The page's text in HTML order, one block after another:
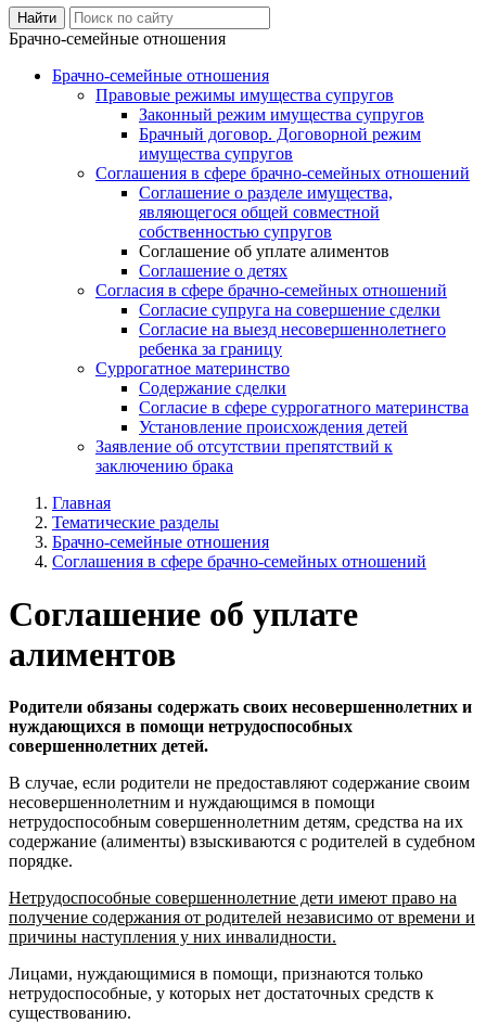
Брачно-семейные отношения
Брачно-семейные отношения
Правовые режимы имущества супругов
Законный режим имущества супругов
Брачный договор. Договорной режим
имущества супругов
Соглашения в сфере брачно-семейных отношений
Соглашение о разделе имущества,
являющегося общей совместной
собственностью супругов
Соглашение об уплате алиментов
Соглашение о детях
Согласия в сфере брачно-семейных отношений
Согласие супруга на совершение сделки
Согласие на выезд несовершеннолетнего
ребенка за границу
Суррогатное материнство
Содержание сделки
Согласие в сфере суррогатного материнства
Установление происхождения детей
Заявление об отсутствии препятствий к
заключению брака
Главная
Тематические разделы
Брачно-семейные отношения
Соглашения в сфере брачно-семейных отношений
Соглашение об уплате
алиментов
Родители обязаны содержать своих несовершеннолетних и
нуждающихся в помощи нетрудоспособных
совершеннолетних детей.
В случае, если родители не предоставляют содержание своим
несовершеннолетним и нуждающимся в помощи
нетрудоспособным совершеннолетним детям, средства на их
содержание (алименты) взыскиваются с родителей в судебном
порядке.
Нетрудоспособные совершеннолетние дети имеют право на
получение содержания от родителей независимо от времени и
причины наступления у них инвалидности.
Лицами, нуждающимися в помощи, признаются только
нетрудоспособные, у которых нет достаточных средств к
существованию.